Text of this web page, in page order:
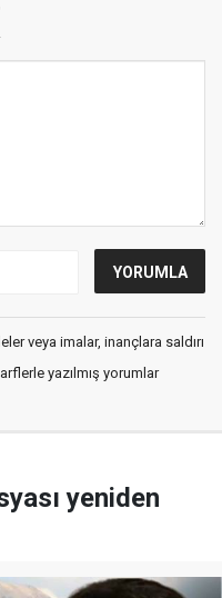
veya imalar, inançlara saldırı
yazılmış yorumlar
yeniden